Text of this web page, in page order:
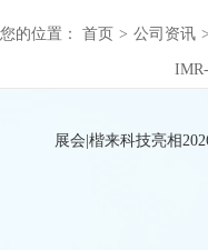
您的位置： 首页 > 公司资讯 >
展会|楷来科技亮相